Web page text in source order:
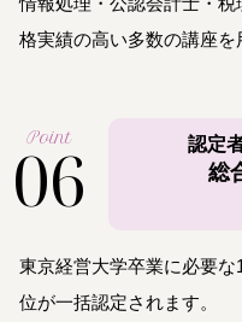
格実績の高い多数の講座を
Point
06 認定
総
東京経営大学卒業に必要
位が一括認定されます。